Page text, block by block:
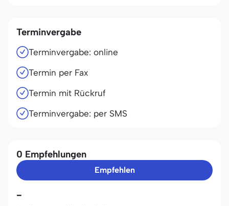
Terminvergabe
Terminvergabe: online
Termin per Fax
Termin mit Rückruf
Terminvergabe: per SMS
0 Empfehlungen
Empfehlen
-